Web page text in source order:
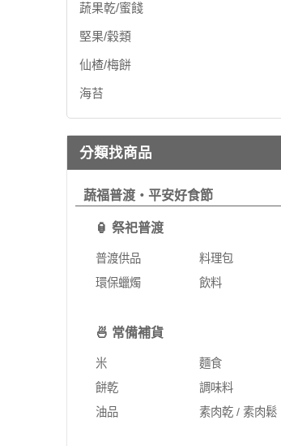
蔬果乾/蜜餞
堅果/穀類
仙楂/梅餅
海苔
分類找商品
蔬福普渡・平安好食節
🏮 祭祀普渡
普渡供品
料理包
環保蠟燭
飲料
🍜 常備補貨
米
麵食
餅乾
調味料
油品
素肉乾 / 素肉鬆